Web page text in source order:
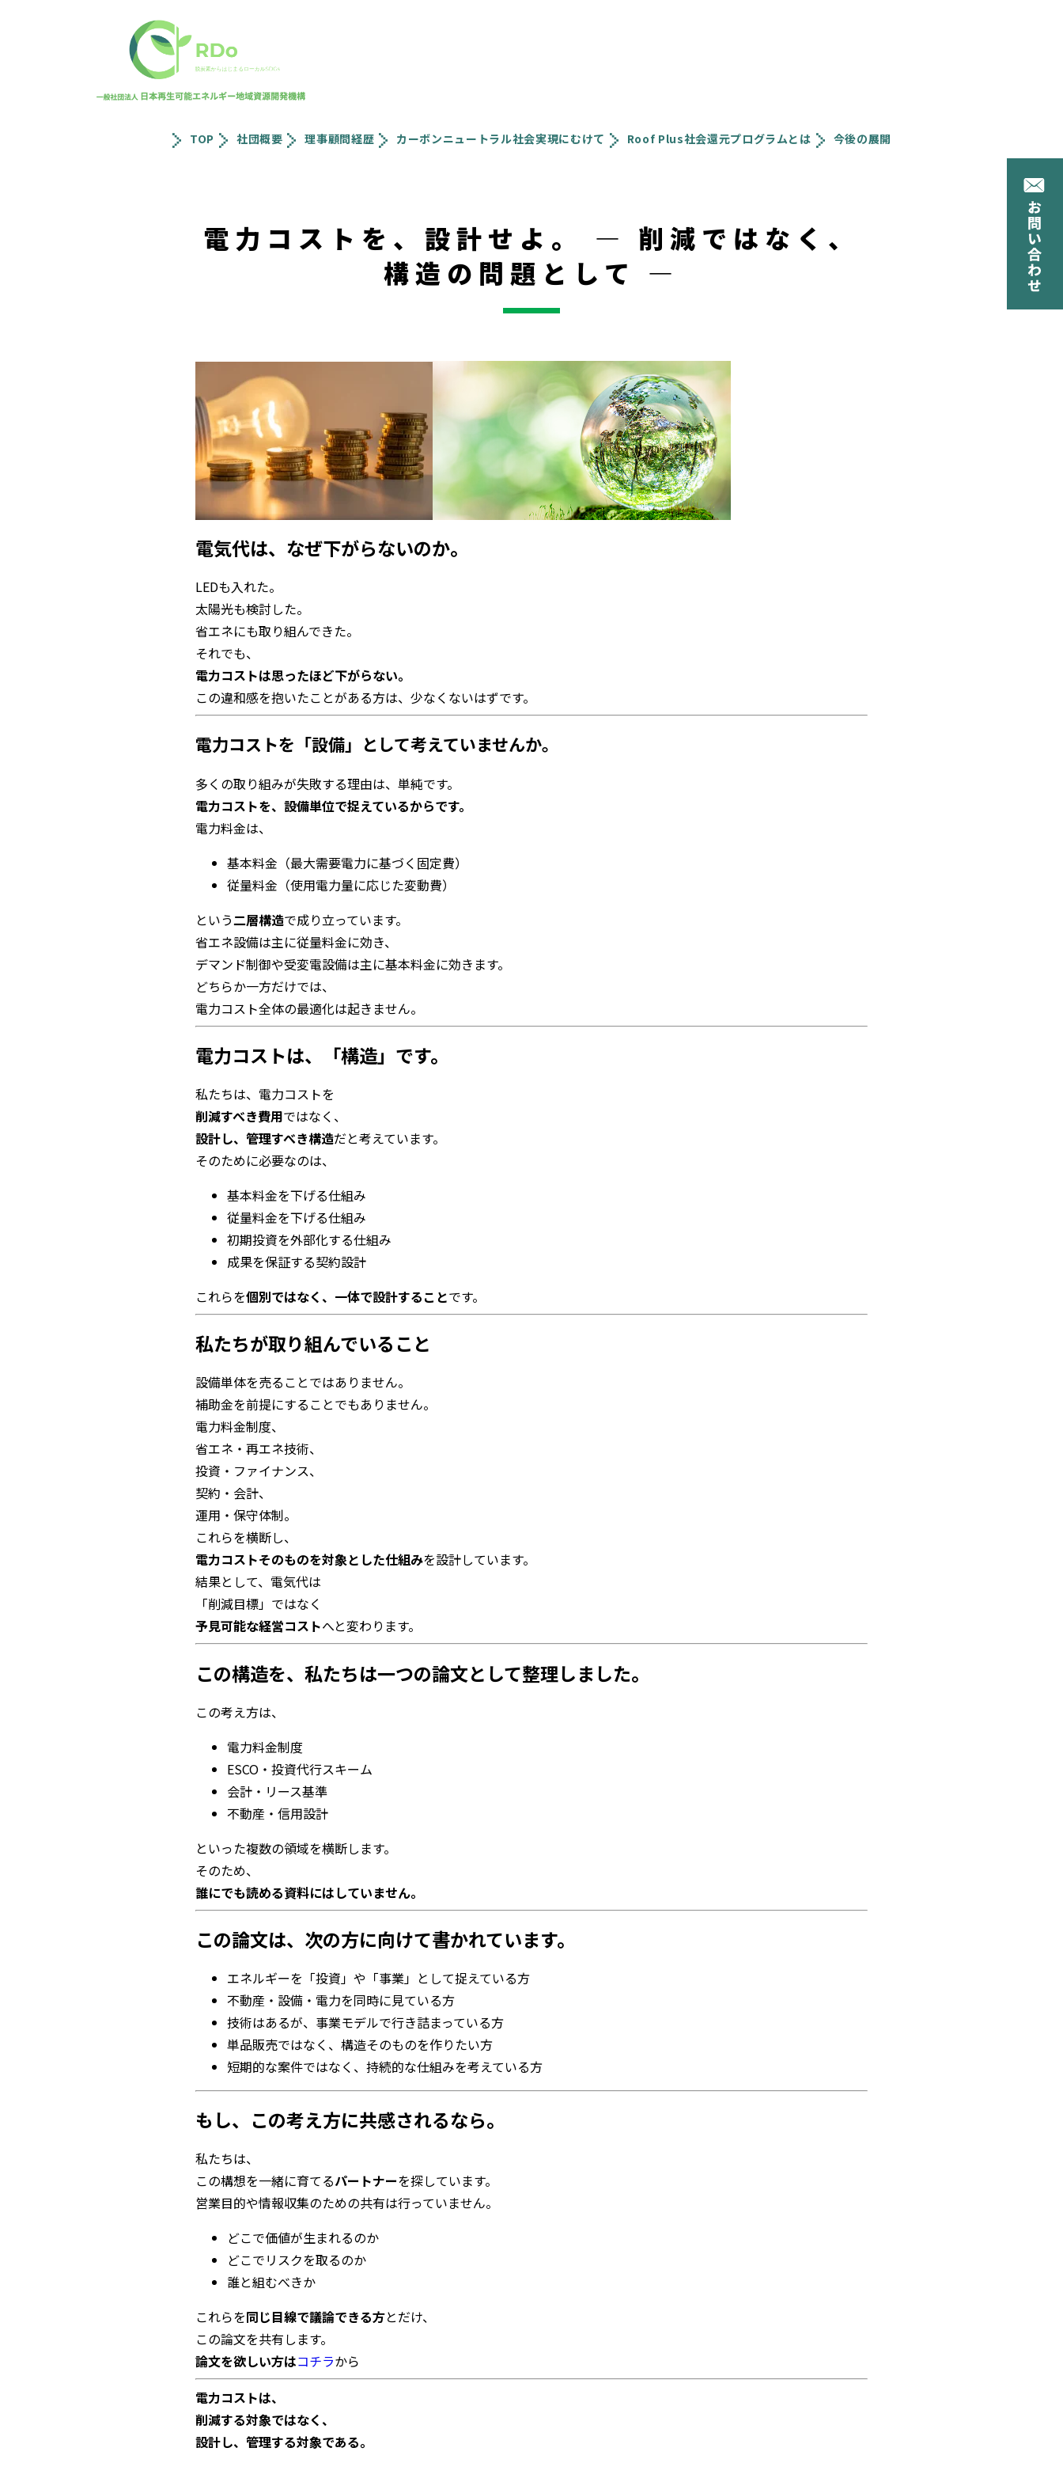
TOP 社団概要 理事顧問経歴 カーボンニュートラル社会実現にむけて Roof Plus社会還元プログラムとは 今後の展開
電力コストを、設計せよ。 ― 削減ではなく、
構造の問題として ―
電気代は、なぜ下がらないのか。
LEDも入れた。
太陽光も検討した。
省エネにも取り組んできた。
それでも、
電力コストは思ったほど下がらない。
この違和感を抱いたことがある方は、少なくないはずです。
電力コストを「設備」として考えていませんか。
多くの取り組みが失敗する理由は、単純です。
電力コストを、設備単位で捉えているからです。
電力料金は、
基本料金（最大需要電力に基づく固定費）
従量料金（使用電力量に応じた変動費）
という二層構造で成り立っています。
省エネ設備は主に従量料金に効き、
デマンド制御や受変電設備は主に基本料金に効きます。
どちらか一方だけでは、
電力コスト全体の最適化は起きません。
電力コストは、「構造」です。
私たちは、電力コストを
削減すべき費用ではなく、
設計し、管理すべき構造だと考えています。
そのために必要なのは、
基本料金を下げる仕組み
従量料金を下げる仕組み
初期投資を外部化する仕組み
成果を保証する契約設計
これらを個別ではなく、一体で設計することです。
私たちが取り組んでいること
設備単体を売ることではありません。
補助金を前提にすることでもありません。
電力料金制度、
省エネ・再エネ技術、
投資・ファイナンス、
契約・会計、
運用・保守体制。
これらを横断し、
電力コストそのものを対象とした仕組みを設計しています。
結果として、電気代は
「削減目標」ではなく
予見可能な経営コストへと変わります。
この構造を、私たちは一つの論文として整理しました。
この考え方は、
電力料金制度
ESCO・投資代行スキーム
会計・リース基準
不動産・信用設計
といった複数の領域を横断します。
そのため、
誰にでも読める資料にはしていません。
この論文は、次の方に向けて書かれています。
エネルギーを「投資」や「事業」として捉えている方
不動産・設備・電力を同時に見ている方
技術はあるが、事業モデルで行き詰まっている方
単品販売ではなく、構造そのものを作りたい方
短期的な案件ではなく、持続的な仕組みを考えている方
もし、この考え方に共感されるなら。
私たちは、
この構想を一緒に育てるパートナーを探しています。
営業目的や情報収集のための共有は行っていません。
どこで価値が生まれるのか
どこでリスクを取るのか
誰と組むべきか
これらを同じ目線で議論できる方とだけ、
この論文を共有します。
論文を欲しい方はコチラから
電力コストは、
削減する対象ではなく、
設計し、管理する対象である。